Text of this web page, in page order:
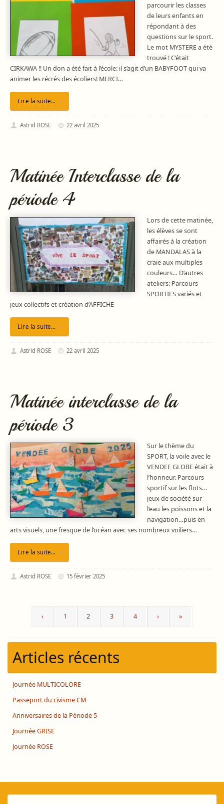
parcourir les classes
de leurs enfants en
répondant à des
questions sur le sport.
Le mot MYSTERE a été
trouvé ! C’était
CIRKAWA !! Un don a été fait à l’école: il s’agit d’un BABYFOOT qui va
animer les récrés des écoliers! MERCI…
Lire la suite…
Astrid ROSE 22 avril 2025
Matinée Interclasse de la
période 4
Lors de cette matinée,
les élèves se sont
affairés à la création
de MANDALAS à la
craie aux multiples
couleurs… D’autres
ateliers: Parcours
SPORTIFS variés et
jeux collectifs et création d’AFFICHE
Lire la suite…
Astrid ROSE 22 avril 2025
Matinée interclasse de la
période 3
Sur le thème du
SPORT, la voile avec le
VENDEE GLOBE était à
l’honneur. Parcours
sportif sur les flots…
jeux de société sur
l’eau les poissons et la
navigation…puis en
arts visuels, une fresque de l’océan avec ses nombreux voiliers…
Lire la suite…
Astrid ROSE 15 février 2025
‹ 1 2 3 4 › »
Articles récents
Journée MULTICOLORE
Passeport du civisme CM
Anniversaires de la Période 5
Journée GRISE
Journée ROSE